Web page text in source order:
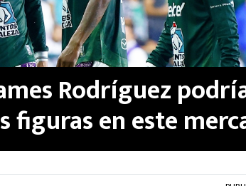
Rodríguez
figuras en este
viene por